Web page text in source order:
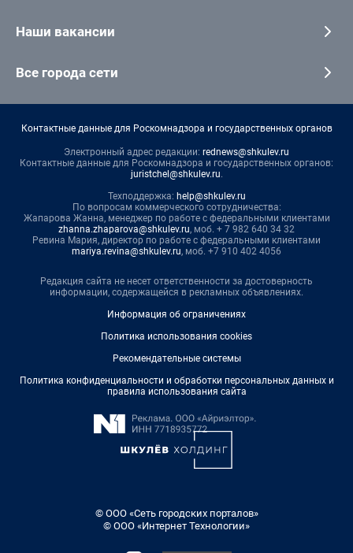
Наши вакансии
Все города сети
Контактные данные для Роскомнадзора и государственных органов
Электронный адрес редакции: rednews@shkulev.ru
Контактные данные для Роскомнадзора и государственных органов:
juristchel@shkulev.ru.
Техподдержка: help@shkulev.ru
По вопросам коммерческого сотрудничества:
Жапарова Жанна, менеджер по работе с федеральными клиентами
zhanna.zhaparova@shkulev.ru, моб. + 7 982 640 34 32
Ревина Мария, директор по работе с федеральными клиентами
mariya.revina@shkulev.ru, моб. +7 910 402 4056
Редакция сайта не несет ответственности за достоверность
информации, содержащейся в рекламных объявлениях.
Информация об ограничениях
Политика использования cookies
Рекомендательные системы
Политика конфиденциальности и обработки персональных данных и
правила использования сайта
© ООО «Сеть городских порталов»
© ООО «Интернет Технологии»